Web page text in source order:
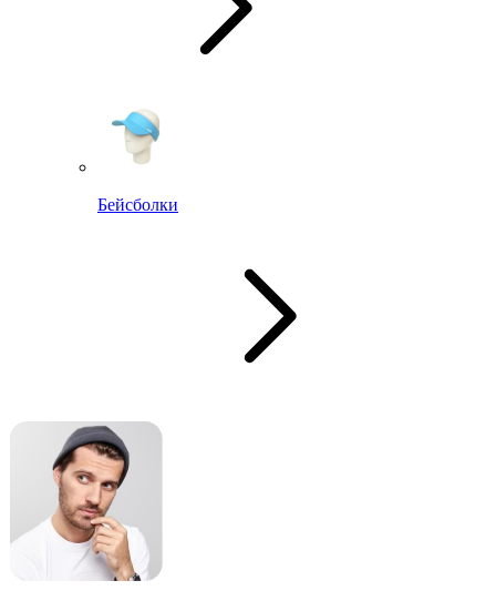
Бейсболки